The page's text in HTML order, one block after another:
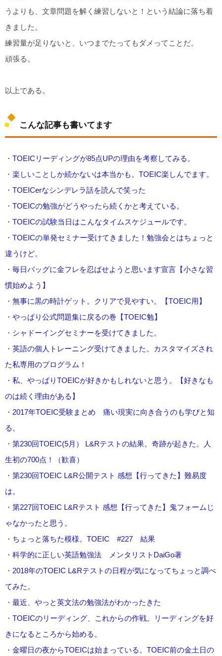
うよりも、文章問題を解く練習しないと！という結論に落ち着
きました。
練習量が足りないと、いつまでたってもダメってことだ。
頑張る。
以上である。
こんな記事も書いてます
・ TOEICリーディングが85点UPの理由を考察してみる。
・ 楽しいことしか続かないは本当かも。TOEIC楽しんでます。
・ TOEICerなシンデレラ話を読んで笑った
・ TOEICの勉強がどうやったら続くかと考えている。
・ TOEICの試験当日はこんなタイムスケジュールです。
・ TOEICの単発セミナー受けてきました！勉強会とはちょっと
違うけど。
・ 毎日バッグに金フレを忍ばせようと思います宣言【小さな習
慣始めよう】
・ 無事に黒の時計ゲット。クリアで見やすい。【TOEIC用】
・ やっぱり公式問題集に戻るの巻【TOEIC勉】
・ シャドーイングセミナーを受けてきました。
・ 英語の個人トレーニング受けてきました。カスタマイズされ
た私専用のプログラム！
・ 私、やっぱりTOEICが好きかもしれないと思う。【好きなも
のは続く理由がある】
・ 2017年TOEIC受験まとめ 痛い現実に向き合うのも学びと知
る。
・ 第230回TOEIC(5月） L&Rテストの結果。奇跡が起きた。人
生初の700点！（歓喜）
・ 第230回TOEIC L&R公開テスト 感想【行ってきた】難易度
は。
・ 第227回TOEIC L&Rテスト 感想【行ってきた】鬼フォームじ
ゃなかったと思う。
・ ちょっと落ちた模様。TOEIC #227 結果
・ 科学的に正しい英語勉強法 メンタリストDaiGo著
・ 2018年のTOEIC L&Rテストの日程が気になってちょっと調べ
てみた。
・ 最近、やっと英文法の勉強法がわかったきた
・ TOEICのリーディング、これからの作戦。リーディングを好
きになるところから始める。
・ 金曜日の夜からTOEICは始まっている。TOEIC前の金土日の